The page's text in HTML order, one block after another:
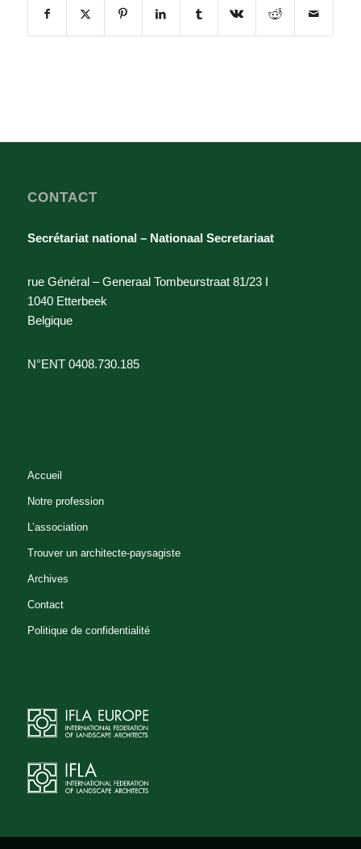
CONTACT
Secrétariat national – Nationaal Secretariaat
rue Général – Generaal Tombeurstraat 81/23 I
1040 Etterbeek
Belgique
N°ENT 0408.730.185
Accueil
Notre profession
L’association
Trouver un architecte-paysagiste
Archives
Contact
Politique de confidentialité